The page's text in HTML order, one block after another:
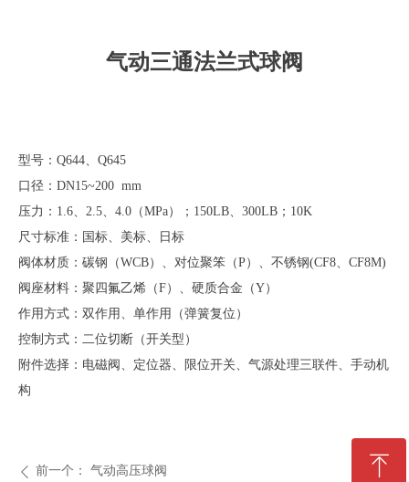
ꄴ 前一个： 气动高压球阀
型号：Q644、Q645
口径：DN15~200 mm
压力：1.6、2.5、4.0（MPa）；150LB、300LB；10K
尺寸标准：国标、美标、日标
阀体材质：碳钢（WCB）、对位聚笨（P）、不锈钢(CF8、CF8M)
阀座材料：聚四氟乙烯（F）、硬质合金（Y）
作用方式：双作用、单作用（弹簧复位）
控制方式：二位切断（开关型）
附件选择：电磁阀、定位器、限位开关、气源处理三联件、手动机
构
气动三通法兰式球阀
ꁸ